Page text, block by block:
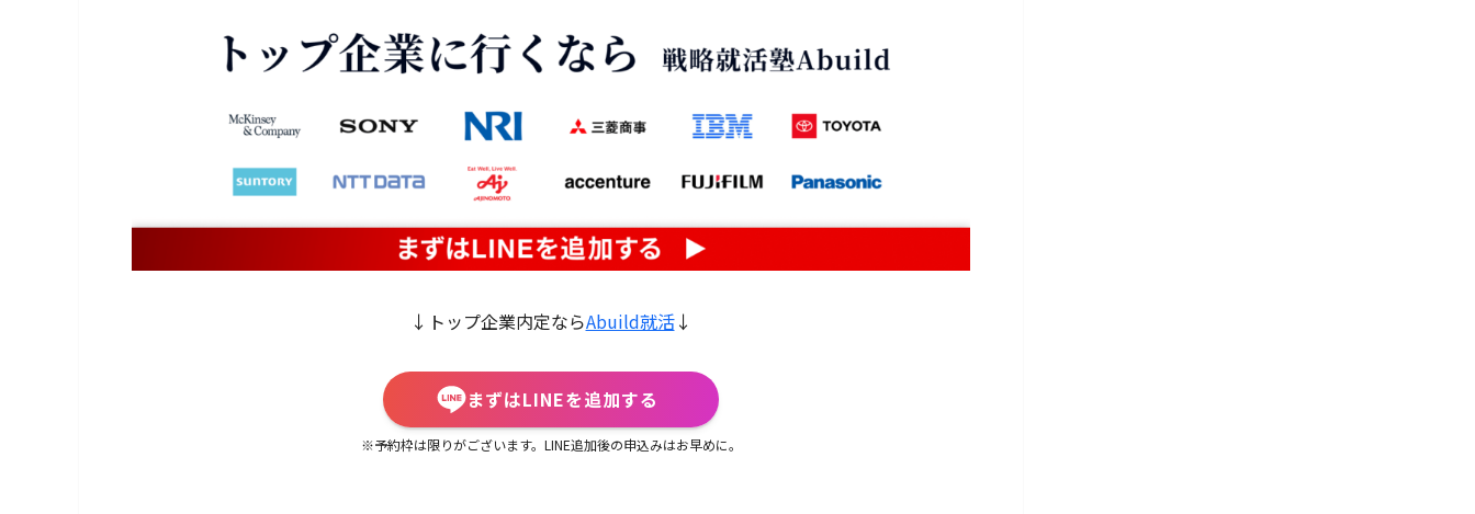
↓トップ企業内定ならAbuild就活↓
まずはLINEを追加する
※予約枠は限りがございます。LINE追加後の申込みはお早めに。